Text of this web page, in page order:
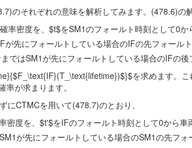
のそれぞれの意味を解析してみます。(478.6)の
率密度を、$t$をSM1のフォールト時刻として0か
が先にフォールトしている場合のIFの先フォール
ではSM1が先にフォールトしている場合のIFの
を求めます。
が求まります。
にCTMCを用いて(478.7)のとおり、
密度を、$t'$をIFのフォールト時刻として0から車
が先にフォールトしている場合のSM1の先フ